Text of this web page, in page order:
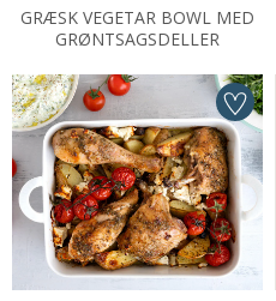
GRÆSK VEGETAR BOWL MED
GRØNTSAGSDELLER